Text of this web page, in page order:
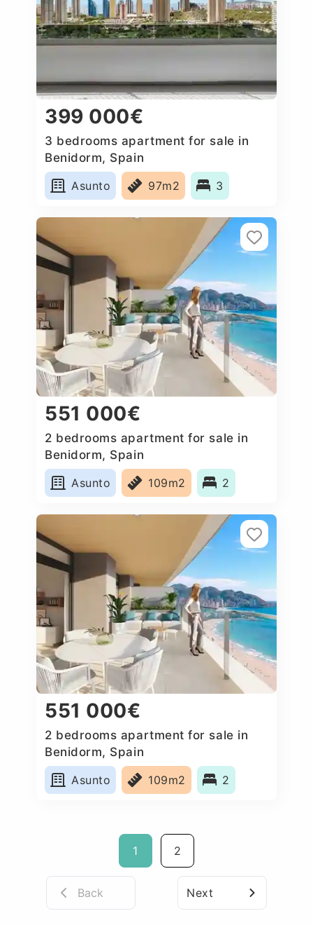
399 000€
3 bedrooms apartment for sale in
Benidorm, Spain
Asunto
97m2 3
551 000€
2 bedrooms apartment for sale in
Benidorm, Spain
Asunto
109m2 2
551 000€
2 bedrooms apartment for sale in
Benidorm, Spain
Asunto
109m2 2
1 2
Back Next